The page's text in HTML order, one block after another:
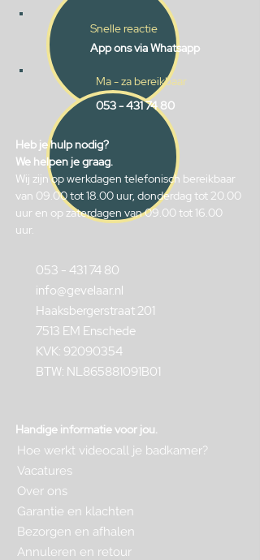
Snelle reactie
App ons via Whatsapp
Ma - za bereikbaar
053 - 431 74 80
Heb je hulp nodig?
We helpen je graag.
Wij zijn op werkdagen telefonisch bereikbaar
van 09.00 tot 18.00 uur, donderdag tot 20.00
uur en op zaterdagen van 09.00 tot 16.00
uur.
053 - 431 74 80
info@gevelaar.nl
Haaksbergerstraat 201
7513 EM Enschede
KVK: 92090354
BTW: NL865881091B01
Handige informatie voor jou.
Hoe werkt videocall je badkamer?
Vacatures
Over ons
Garantie en klachten
Bezorgen en afhalen
Annuleren en retour